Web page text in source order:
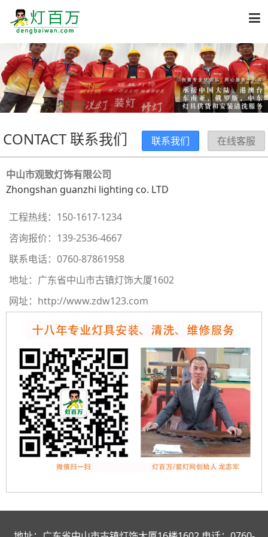

CONTACT 联系我们 联系我们 在线客服
中山市观致灯饰有限公司
Zhongshan guanzhi lighting co. LTD
工程热线： 150-1617-1234
咨询报价： 139-2536-4667
联系电话： 0760-87861958
地址： 广东省中山市古镇灯饰大厦1602
网址： http://www.zdw123.com